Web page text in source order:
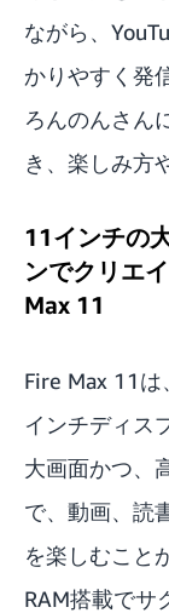
ながら、
かりやすく発
ろんのんさん
き、楽しみ方
11インチの
ンでクリエ
Max 11
Fire Max 11は
インチディス
大画面かつ、
で、動画、読
を楽しむこと
RAM搭載でサ